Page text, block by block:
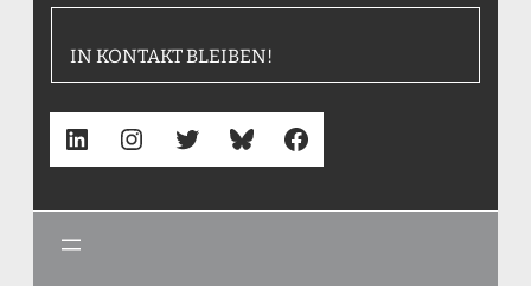
IN KONTAKT BLEIBEN!
LinkedIn Instagram Twitter Bluesky Facebook